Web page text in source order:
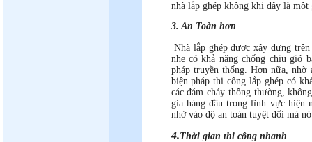
nhà lắp ghép không khi đây là
3. An Toàn hơn
Nhà lắp ghép được xây dựng
nhẹ có khả năng chống chịu gió
pháp truyền thống. Hơn nữa, nhờ
biện pháp thi công lắp ghép có
các đám cháy thông thường,
gia hàng đầu trong lĩnh vực hiện
nhờ vào độ an toàn tuyệt đối mà
4.Thời gian thi công nhanh